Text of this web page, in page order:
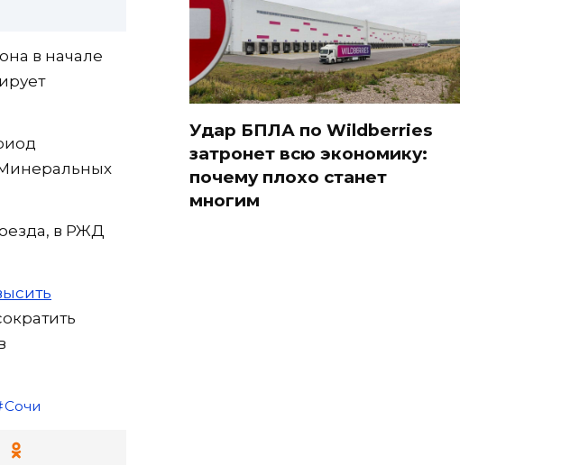
в начале
в РЖД
Сочи
Удар БПЛА по Wildberries
затронет всю экономику:
почему плохо станет
многим